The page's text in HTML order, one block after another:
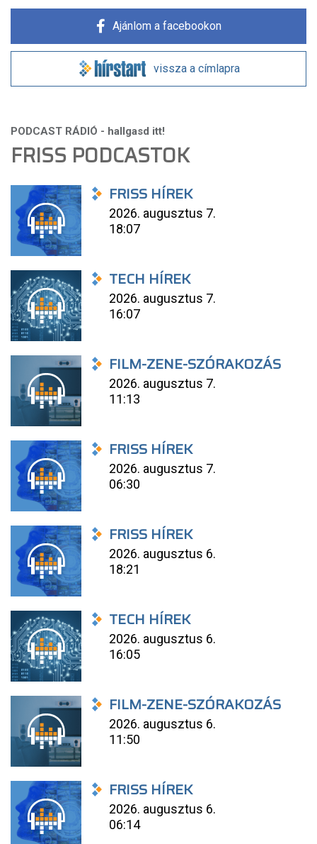
Ajánlom a facebookon
vissza a címlapra
FRISS PODCASTOK
FRISS HÍREK
2026. augusztus 7.
18:07
TECH HÍREK
2026. augusztus 7.
16:07
FILM-ZENE-SZÓRAKOZÁS
2026. augusztus 7.
11:13
FRISS HÍREK
2026. augusztus 7.
06:30
FRISS HÍREK
2026. augusztus 6.
18:21
TECH HÍREK
2026. augusztus 6.
16:05
FILM-ZENE-SZÓRAKOZÁS
2026. augusztus 6.
11:50
FRISS HÍREK
2026. augusztus 6.
06:14